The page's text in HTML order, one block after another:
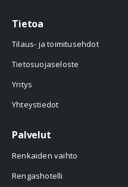
Tietoa
Tilaus- ja toimitusehdot
Tietosuojaseloste
Yritys
Yhteystiedot
Palvelut
Renkaiden vaihto
Rengashotelli